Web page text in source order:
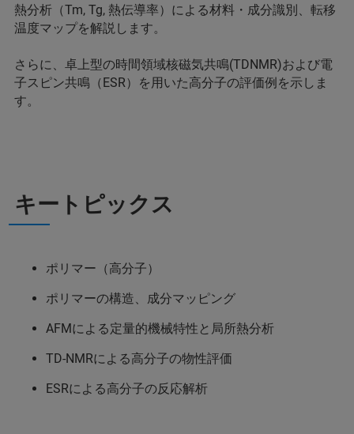
熱分析（Tm, Tg, 熱伝導率）による材料・成分識別、転移
温度マップを解説します。
さらに、卓上型の時間領域核磁気共鳴(TDNMR)および電
子スピン共鳴（ESR）を用いた高分子の評価例を示しま
す。
キートピックス
ポリマー（高分子）
ポリマーの構造、成分マッピング
AFMによる定量的機械特性と局所熱分析
TD-NMRによる高分子の物性評価
ESRによる高分子の反応解析